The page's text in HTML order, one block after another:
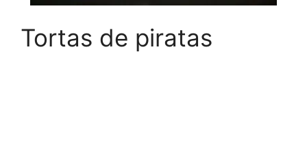
Tortas de piratas